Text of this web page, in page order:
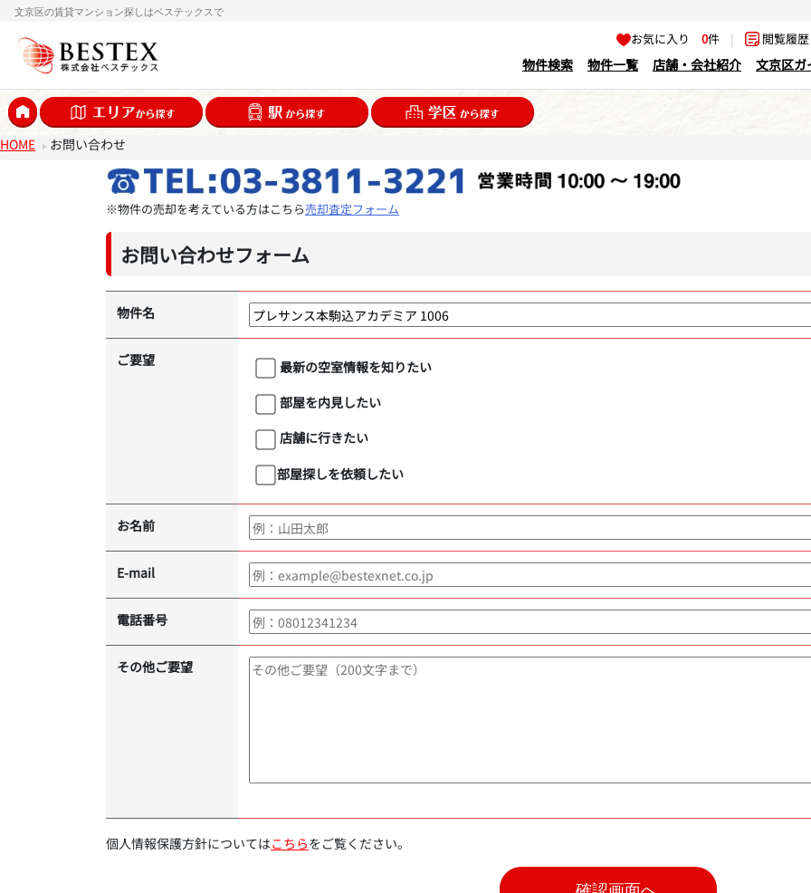
文京区の賃貸マンション探しはベステックスで
お気に入り0件 | 閲覧履
物件検索 物件一覧 店舗・会社紹介 文京区ガ
HOME お問い合わせ
※物件の売却を考えている方はこちら売却査定フォーム
お問い合わせフォーム
物件名
ご要望
最新の空室情報を知りたい
部屋を内見したい
店舗に行きたい
部屋探しを依頼したい
お名前
E-mail
電話番号
その他ご要望
個人情報保護方針についてはこちらをご覧ください。